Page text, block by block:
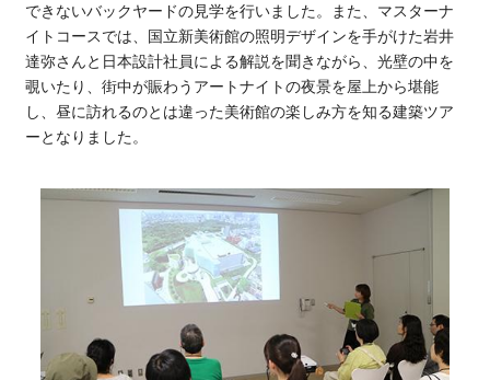
できないバックヤードの見学を行いました。また、マスターナ
イトコースでは、国立新美術館の照明デザインを手がけた岩井
達弥さんと日本設計社員による解説を聞きながら、光壁の中を
覗いたり、街中が賑わうアートナイトの夜景を屋上から堪能
し、昼に訪れるのとは違った美術館の楽しみ方を知る建築ツア
ーとなりました。